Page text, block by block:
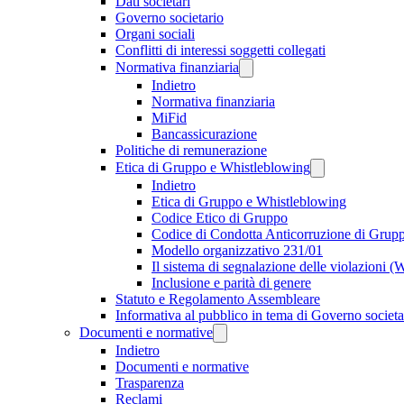
Governo societario
Organi sociali
Conflitti di interessi soggetti collegati
Normativa finanziaria
Indietro
Normativa finanziaria
MiFid
Bancassicurazione
Politiche di remunerazione
Etica di Gruppo e Whistleblowing
Indietro
Etica di Gruppo e Whistleblowing
Codice Etico di Gruppo
Codice di Condotta Anticorruzione di
Modello organizzativo 231/01
Il sistema di segnalazione delle violazioni
Inclusione e parità di genere
Statuto e Regolamento Assembleare
Informativa al pubblico in tema di Governo
Documenti e normative
Indietro
Documenti e normative
Trasparenza
Reclami